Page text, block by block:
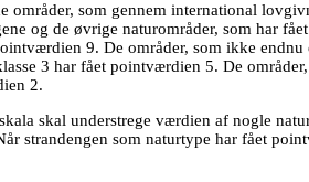
områder, som gennem international
og de øvrige naturområder, som har
9. De områder, som ikke endnu
3 har fået pointværdien 5. De
2.
skal understrege værdien af nogle
strandengen som naturtype har fået